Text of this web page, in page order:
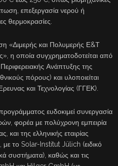
επεξεργασία νερού ή
θερμοκρασίες.
«Διμερής και Πολυμερής Ε&Τ
η οποία συγχρηματοδοτείται από
Ανάπτυξης της
πόρους) και υλοποιείται
και Τεχνολογίας (ΓΓΕΚ).
ευδοκιμεί συνεργασία
φορέα με πολύχρονη εμπειρία
και της ελληνικής εταιρίας
το Solar-Institut Jülich (ειδικό
συστήματα), καθώς και τις